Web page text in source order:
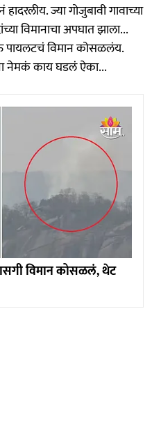
ज्या गोजुबावी गावाच्या
विमानाचा अपघात झाला...
पायलटचं विमान कोसळलंय.
नेमकं काय घडलं ऐका...
विमान कोसळलं, थेट